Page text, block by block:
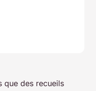
que des recueils